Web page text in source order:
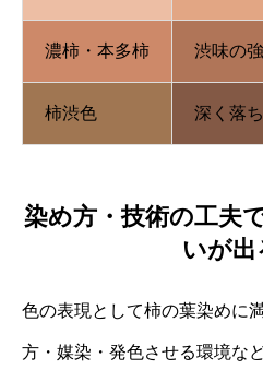
濃柿・本多柿 渋味の
柿渋色 深く落
染め方・技術の工夫
いが出
色の表現として柿の葉染めに
方・媒染・発色させる環境な